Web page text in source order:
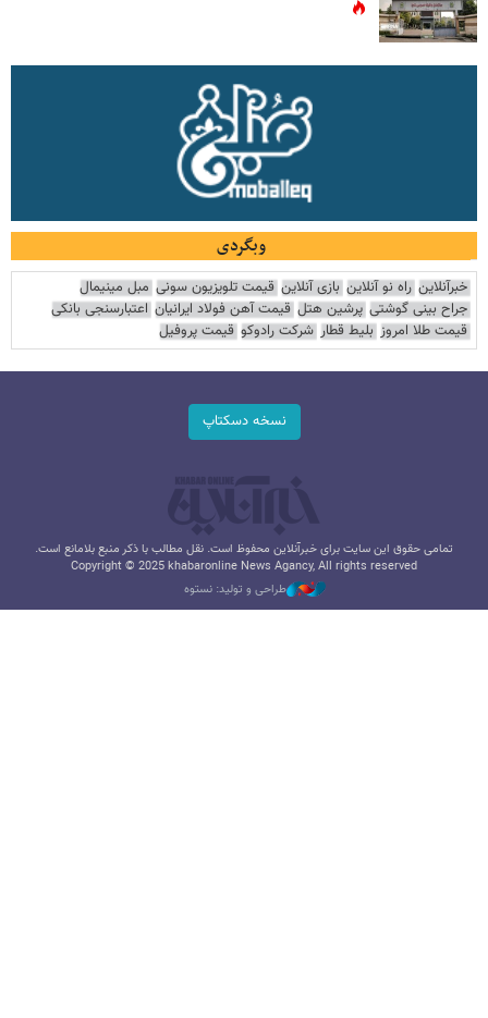
وبگردی
خبرآنلاین راه نو آنلاین بازی آنلاین قیمت تلویزیون سونی مبل مینیمال
جراح بینی گوشتی پرشین هتل قیمت آهن فولاد ایرانیان اعتبارسنجی بانکی
قیمت طلا امروز بلیط قطار شرکت رادوکو قیمت پروفیل
نسخه دسکتاپ
تمامی حقوق این سایت برای خبرآنلاین محفوظ است. نقل مطالب با ذکر منبع بلامانع است.
Copyright © 2025 khabaronline News Agancy, All rights reserved
طراحی و تولید: نستوه